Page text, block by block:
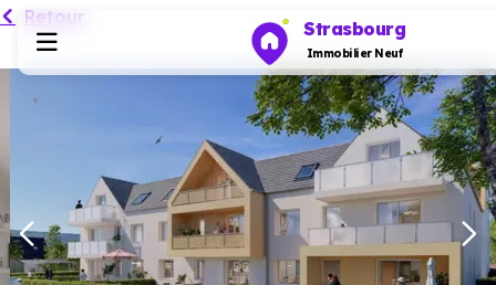
Strasbourg
Immobilier Neuf
Programmes neufs
Habiter
Investir
Retour